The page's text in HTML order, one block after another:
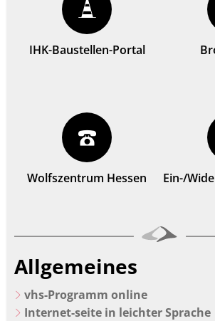
IHK-Baustellen-Portal
Wolfszentrum Hessen Ein-/
Allgemeines
vhs-Programm online
Internet-seite in leichter Sprache